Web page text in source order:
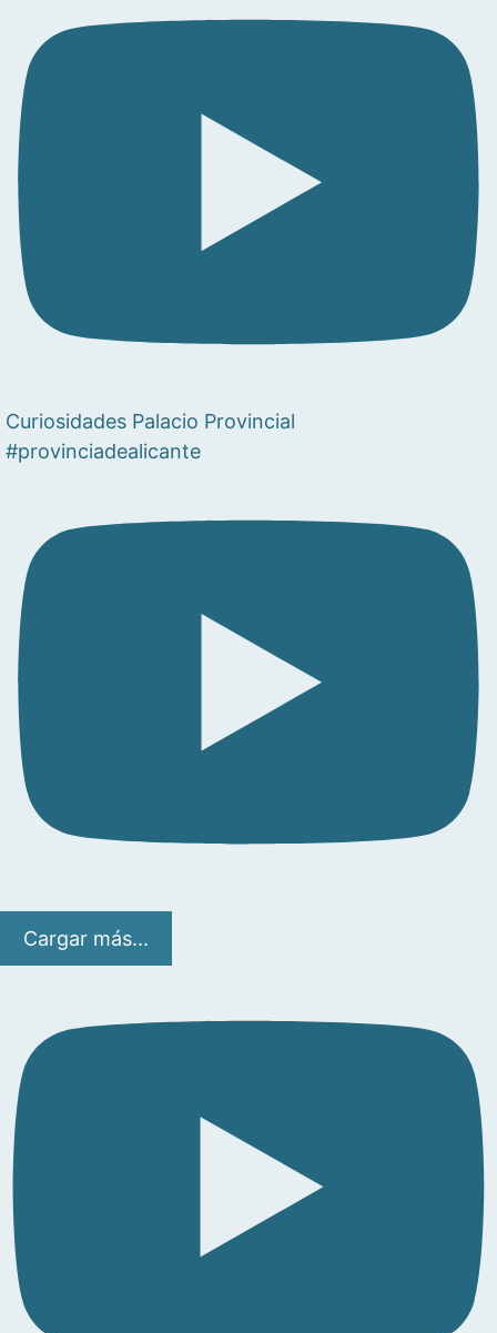
Curiosidades Palacio Provincial
#provinciadealicante
Cargar más...